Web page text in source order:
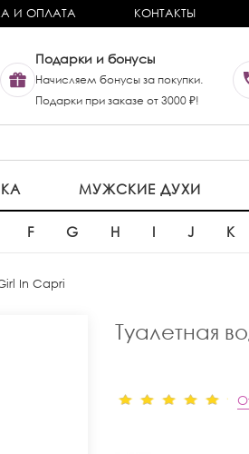
И ОПЛАТА КОНТАКТЫ
Подарки и бонусы
Начисляем бонусы за покупки.
Подарки при заказе от 3000 ₽!
МУЖСКИЕ ДУХИ
F G H I J K
In Capri
Туалетная